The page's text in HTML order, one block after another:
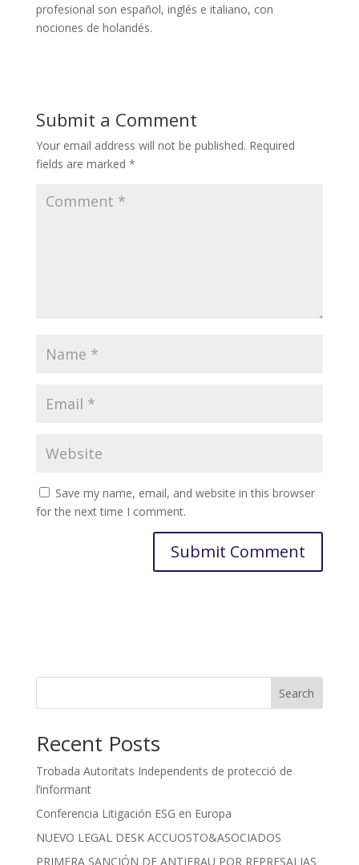
profesional son español, inglés e italiano, con
nociones de holandés.
Submit a Comment
Your email address will not be published. Required
fields are marked *
Save my name, email, and website in this browser
for the next time I comment.
Search
Recent Posts
Trobada Autoritats Independents de protecció de
l’informant
Conferencia Litigación ESG en Europa
NUEVO LEGAL DESK ACCUOSTO&ASOCIADOS
PRIMERA SANCIÓN DE ANTIFRAU POR REPRESALIAS